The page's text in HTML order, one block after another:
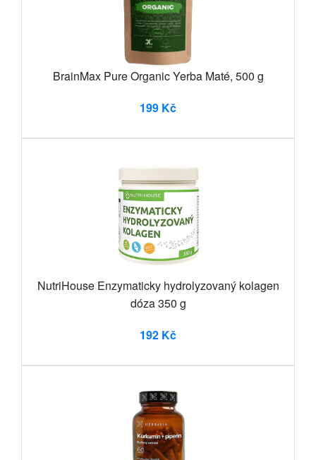
BrainMax Pure Organic Yerba Maté, 500 g
199 Kč
NutriHouse Enzymaticky hydrolyzovaný kolagen
dóza 350 g
192 Kč